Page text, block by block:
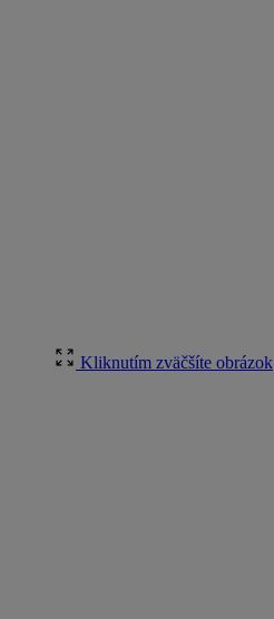
Kliknutím zväčšíte obrázok